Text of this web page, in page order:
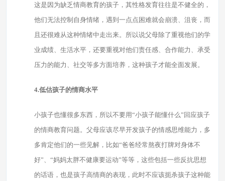
这是因为缺乏情商教育的孩子，其性格发育往往是不健全的，
他们无法控制自身情绪，遇到一点点困难就会崩溃、沮丧，而
且还很难从这种情绪中走出来。所以说父母除了重视他们的学
业成绩、生活水平，还要重视对他们责任感、合作能力、承受
压力的能力、社交等多方面培养，这种孩子才能全面发展。
4.低估孩子的情商水平
小孩子也懂很多东西，所以不要用“小孩子能懂什么”回应孩子
的情商教育问题。父母应该尽早开发孩子的情感思维能力，多
多肯定他们的一些见解，比如“爸爸经常熬夜打牌对身体不
好”、“妈妈太胖不健康要运动”等等，这些包括一些反抗思想
的话语，也是孩子高情商的表现，此时不应该扼杀孩子这种能